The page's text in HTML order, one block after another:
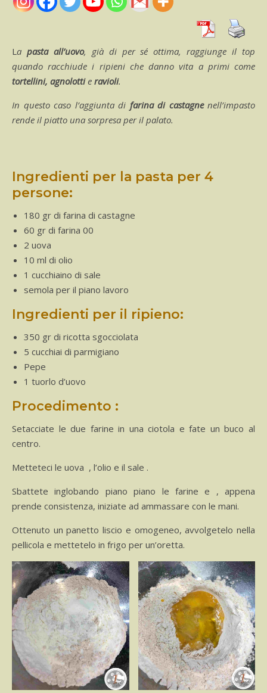
La pasta all’uovo, già di per sé ottima, raggiunge il top
quando racchiude i ripieni che danno vita a primi come
tortellini, agnolottie ravioli.
In questo caso l’aggiunta di farina di castagnenell’impasto
rende il piatto una sorpresa per il palato.
Ingredienti per la pasta per 4
persone:
180 gr di farina di castagne
60 gr di farina 00
2 uova
10 ml di olio
1 cucchiaino di sale
semola per il piano lavoro
Ingredienti per il ripieno:
350 gr di ricotta sgocciolata
5 cucchiai di parmigiano
Pepe
1 tuorlo d’uovo
Procedimento :
Setacciate le due farine in una ciotola e fate un buco al
centro.
Metteteci le uova , l’olio e il sale .
Sbattete inglobando piano piano le farine e , appena
prende consistenza, iniziate ad ammassare con le mani.
Ottenuto un panetto liscio e omogeneo, avvolgetelo nella
pellicola e mettetelo in frigo per un’oretta.